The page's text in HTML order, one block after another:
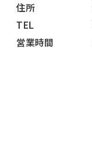
住所
TEL
営業時間